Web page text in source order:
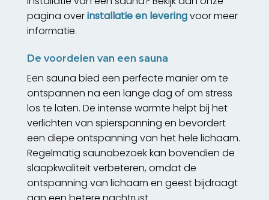
pagina overinstallatie en leveringvoor meer
informatie.
De voordelen van een sauna
Een sauna bied een perfecte manier om te
ontspannen na een lange dag of om stress
los te laten. De intense warmte helpt bij het
verlichten van spierspanning en bevordert
een diepe ontspanning van het hele lichaam.
Regelmatig saunabezoek kan bovendien de
slaapkwaliteit verbeteren, omdat de
ontspanning van lichaam en geest bijdraagt